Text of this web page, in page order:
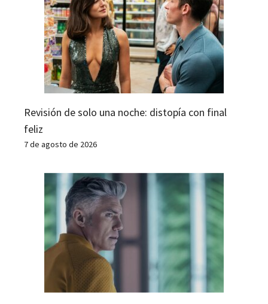
Revisión de solo una noche: distopía con final
feliz
7 de agosto de 2026